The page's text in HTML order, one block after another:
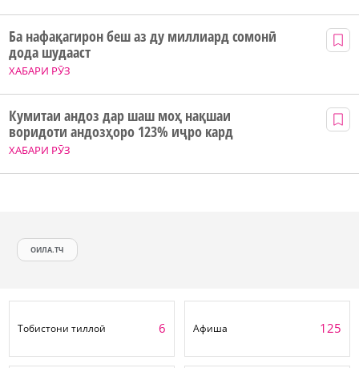
ХАБАРИ РӮЗ
Ба нафақагирон беш аз ду миллиард сомонӣ
дода шудааст
ХАБАРИ РӮЗ
Кумитаи андоз дар шаш моҳ нақшаи
воридоти андозҳоро 123% иҷро кард
ОИЛА.ТЧ
Тобистони тиллоӣ 6 Афиша 125